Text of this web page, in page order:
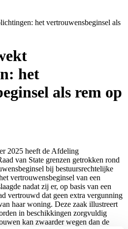
het vertrouwensbeginsel als
het
als rem op
2025 heeft de Afdeling
van State grenzen getrokken rond
bij bestuursrechtelijke
vertrouwensbeginsel van een
nadat zij er, op basis van een
vertrouwd dat geen extra vergunning
haar woning. Deze zaak illustreert
in beschikkingen zorgvuldig
kan zwaarder wegen dan de